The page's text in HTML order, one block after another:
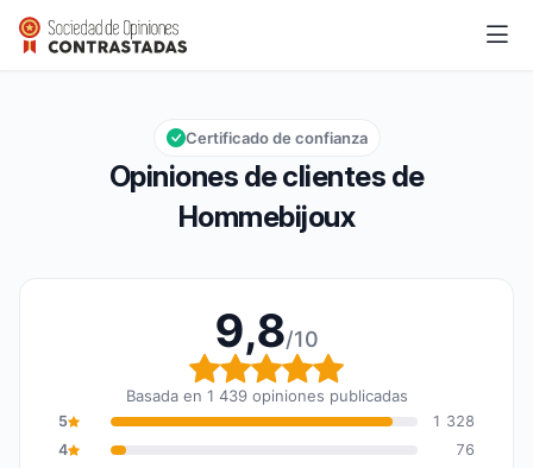
Hommebijoux
Calificación global: 9,8 de 10
9,8/10
Opiniones de clientes de
Hommebijoux
Certificado de confianza
9,8/10
Calificación global: 9,8
Basada en 1 439 opiniones publicadas
5
1 328
4
76